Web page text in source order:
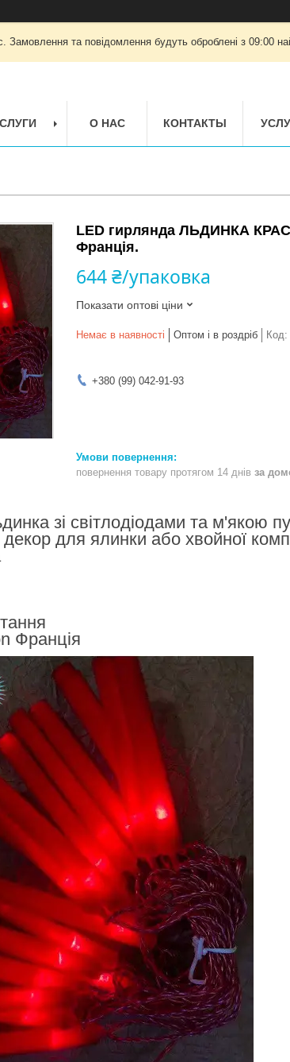
Замовлення та повідомлення будуть оброблені з 09:00
О НАС КОНТАКТЫ
LED гирлянда ЛЬДИНКА
Франція.
644 ₴/упаковка
Показати оптові ціни
Немає в наявності Оптом і в роздріб Код:
+380 (99) 042-91-93
повернення товару протягом 14 днів за
зі світлодіодами та
для ялинки або хвойної
Франція